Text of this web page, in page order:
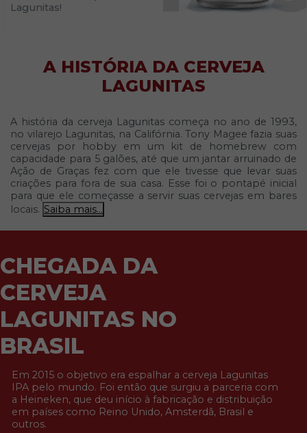
Lagunitas!
A HISTÓRIA DA CERVEJA
LAGUNITAS
A história da cerveja Lagunitas começa no ano de 1993,
no vilarejo Lagunitas, na Califórnia. Tony Magee fazia suas
cervejas por hobby em um kit de homebrew com
capacidade para 5 galões, até que um jantar arruinado de
Ação de Graças fez com que ele tivesse que levar suas
criações para fora de sua casa. Esse foi o pontapé inicial
para que ele começasse a servir suas cervejas em bares
locais. Saiba mais...
CHEGADA DA
CERVEJA
LAGUNITAS NO
BRASIL
Em 2015 o objetivo era espalhar a cerveja Lagunitas
IPA pelo mundo. Foi então que surgiu a parceria com
a Heineken, que deu início à fabricação e distribuição
em países como Reino Unido, Amsterdã, Brasil e
outros.